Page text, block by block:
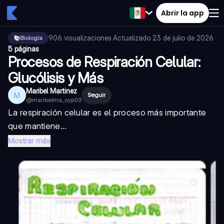
Abrir la app
Biología 906 visualizaciones·Actualizado 23 de julio de 2026·
5 páginas
Procesos de Respiración Celular:
Glucólisis y Más
M Maribel Martinez
@maribelma_oyp03
Seguir
La respiración celular es el proceso más importante
que mantiene...
Mostrar más